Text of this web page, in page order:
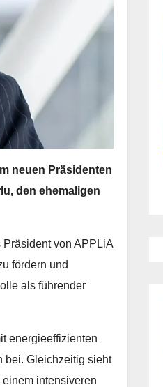
neuen Präsidenten
den ehemaligen
von APPLiA
fördern und
als führender
energieeffizienten
bei. Gleichzeitig sieht
intensiveren